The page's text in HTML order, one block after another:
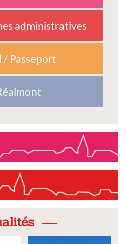
administratives
/ Passeport